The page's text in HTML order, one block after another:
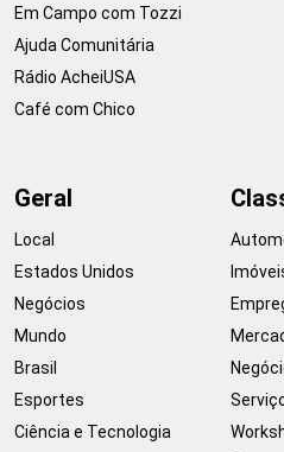
Em Campo com Tozzi
Ajuda Comunitária
Rádio AcheiUSA
Café com Chico
Geral
Local
Estados Unidos
Negócios
Mundo
Brasil
Esportes
Ciência e Tecnologia